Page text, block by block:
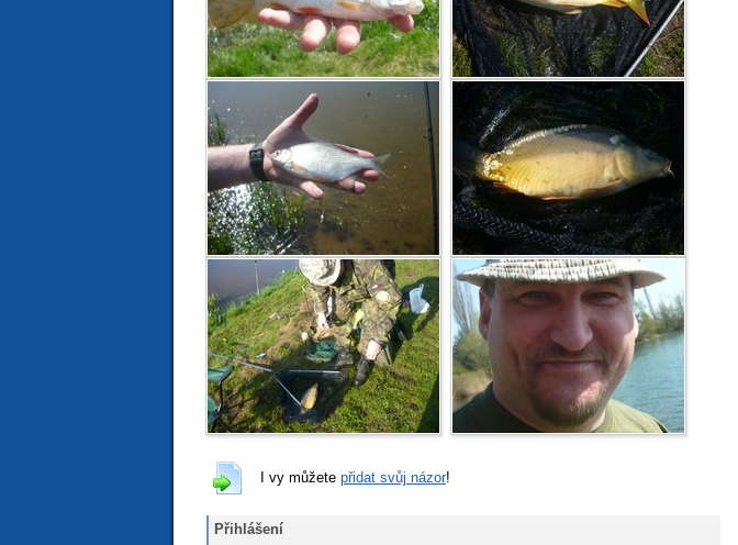
I vy můžete přidat svůj názor!
Přihlášení